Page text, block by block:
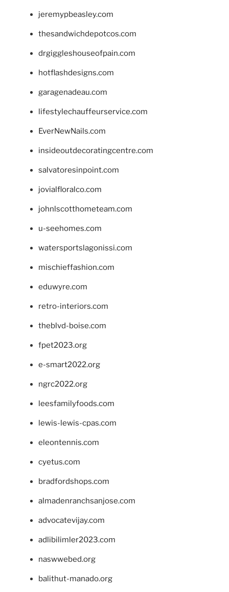
jeremypbeasley.com
thesandwichdepotcos.com
drgiggleshouseofpain.com
hotflashdesigns.com
garagenadeau.com
lifestylechauffeurservice.com
EverNewNails.com
insideoutdecoratingcentre.com
salvatoresinpoint.com
jovialfloralco.com
johnlscotthometeam.com
u-seehomes.com
watersportslagonissi.com
mischieffashion.com
eduwyre.com
retro-interiors.com
theblvd-boise.com
fpet2023.org
e-smart2022.org
ngrc2022.org
leesfamilyfoods.com
lewis-lewis-cpas.com
eleontennis.com
cyetus.com
bradfordshops.com
almadenranchsanjose.com
advocatevijay.com
adlibilimler2023.com
naswwebed.org
balithut-manado.org